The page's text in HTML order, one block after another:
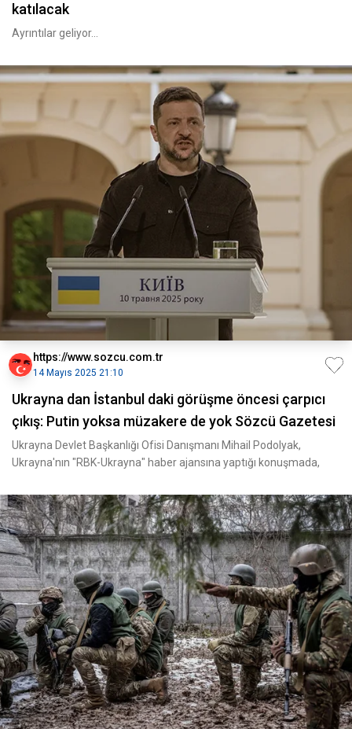
katılacak
Ayrıntılar geliyor...
https://www.sozcu.com.tr
14 Mayıs 2025 21:10
Ukrayna dan İstanbul daki görüşme öncesi çarpıcı
çıkış: Putin yoksa müzakere de yok Sözcü Gazetesi
Ukrayna Devlet Başkanlığı Ofisi Danışmanı Mihail Podolyak,
Ukrayna'nın "RBK-Ukrayna" haber ajansına yaptığı konuşmada,